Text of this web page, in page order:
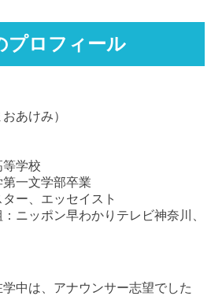
プロフィール
あけみ）
等学校
第一文学部卒業
ー、エッセイスト
ニッポン早わかりテレビ神奈川、
中は、アナウンサー志望でした